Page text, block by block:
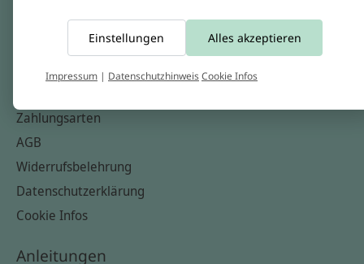
Informationen
Kontakt
Zahlungsarten
AGB
Widerrufsbelehrung
Datenschutzerklärung
Cookie Infos
Anleitungen
Einstellungen Alles akzeptieren
Impressum | DatenschutzhinweisCookie Infos